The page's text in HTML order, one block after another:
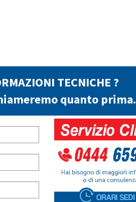
TECNICHE ?
quanto prima.